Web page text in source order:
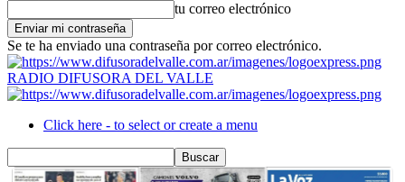
tu correo electrónico
Se te ha enviado una contraseña por correo electrónico.
RADIO DIFUSORA DEL VALLE
Click here - to select or create a menu